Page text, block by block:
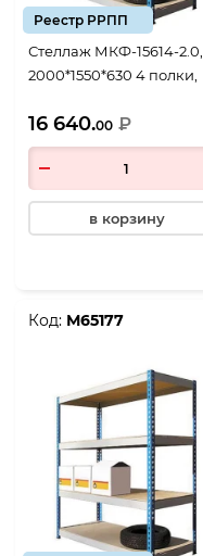
Реестр РРПП
Стеллаж МКФ-15614-2.0,
2000*1550*630 4 полки,
16 640.00 ₽
в корзину
Код: М65177